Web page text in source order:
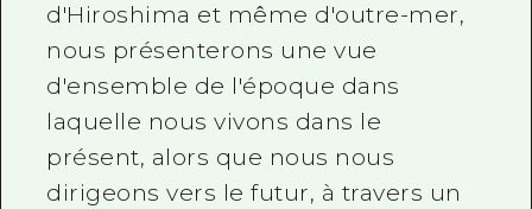
d'Hiroshima et même d'outre-mer,
nous présenterons une vue
d'ensemble de l'époque dans
laquelle nous vivons dans le
présent, alors que nous nous
dirigeons vers le futur, à travers un